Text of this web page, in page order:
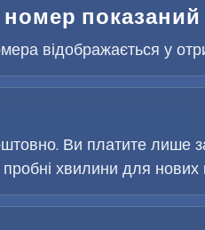
відображається у
Ви платите лише
хвилини для нових